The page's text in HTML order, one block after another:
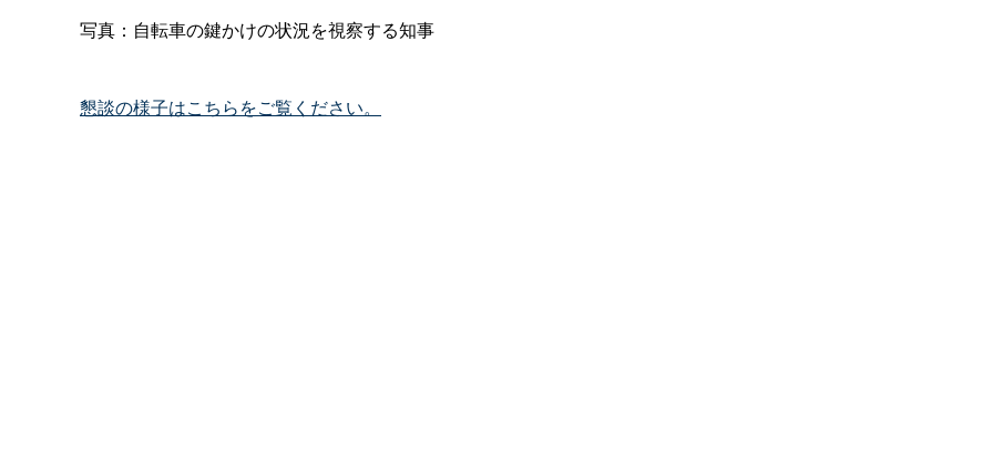
写真：自転車の鍵かけの状況を視察する知事
懇談の様子はこちらをご覧ください。